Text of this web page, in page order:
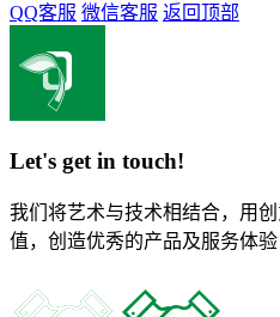
QQ客服 微信客服 返回顶部
Let's get in touch!
我们将艺术与技术相结合，用
值，创造优秀的产品及服务体验